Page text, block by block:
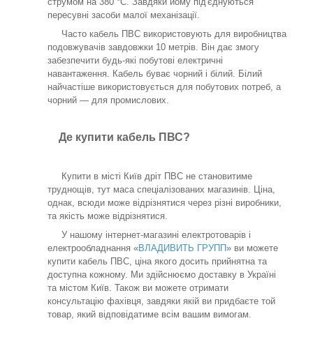
пересувні засоби малої механізації.
Часто кабель ПВС використовують для виробництва
подовжувачів завдовжки 10 метрів. Він дає змогу
забезпечити будь-які побутові електричні
навантаження. Кабель буває чорний і білий. Білий
найчастіше використовується для побутових потреб, а
чорний — для промислових.
Де купити кабель ПВС?
Купити в місті Київ дріт ПВС не становитиме
труднощів, тут маса спеціалізованих магазинів. Ціна,
однак, всюди може відрізнятися через різні виробники,
та якість може відрізнятися.
У нашому інтернет-магазині електротоварів і
електрообладнання «ВЛАДИВИТЬ ГРУПП» ви можете
купити кабель ПВС, ціна якого досить прийнятна та
доступна кожному. Ми здійснюємо доставку в Україні
та містом Київ. Також ви можете отримати
консультацію фахівця, завдяки якій ви придбаєте той
товар, який відповідатиме всім вашим вимогам.